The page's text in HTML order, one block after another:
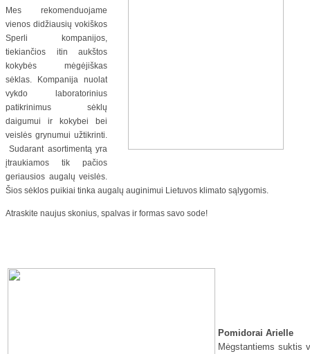
Mes rekomenduojame
vienos didžiausių vokiškos
Sperli kompanijos,
tiekiančios itin aukštos
kokybės mėgėjiškas
sėklas. Kompanija nuolat
vykdo laboratorinius
patikrinimus sėklų
daigumui ir kokybei bei
veislės grynumui užtikrinti.
Sudarant asortimentą yra
įtraukiamos tik pačios
geriausios augalų veislės.
Šios sėklos puikiai tinka augalų auginimui Lietuvos klimato sąlygomis.
Atraskite naujus skonius, spalvas ir formas savo sode!
Pomidorai Arielle
Mėgstantiems suktis